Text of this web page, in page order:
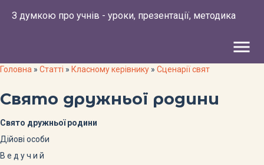
З думкою про учнів - уроки, презентації, методика
menu
Головна » Статті » Класному керівнику » Сценарії свят
Свято дружньої родини
Свято дружньої родини
Дійові особи
В е д у ч и й